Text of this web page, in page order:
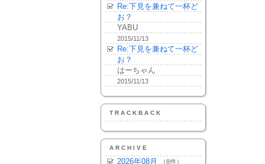
Re:下見を兼ねて一杯ど
お？
YABU
2015/11/13
Re:下見を兼ねて一杯ど
お？
はーちゃん
2015/11/13
TRACKBACK
ARCHIVE
2026年08月 （8件）